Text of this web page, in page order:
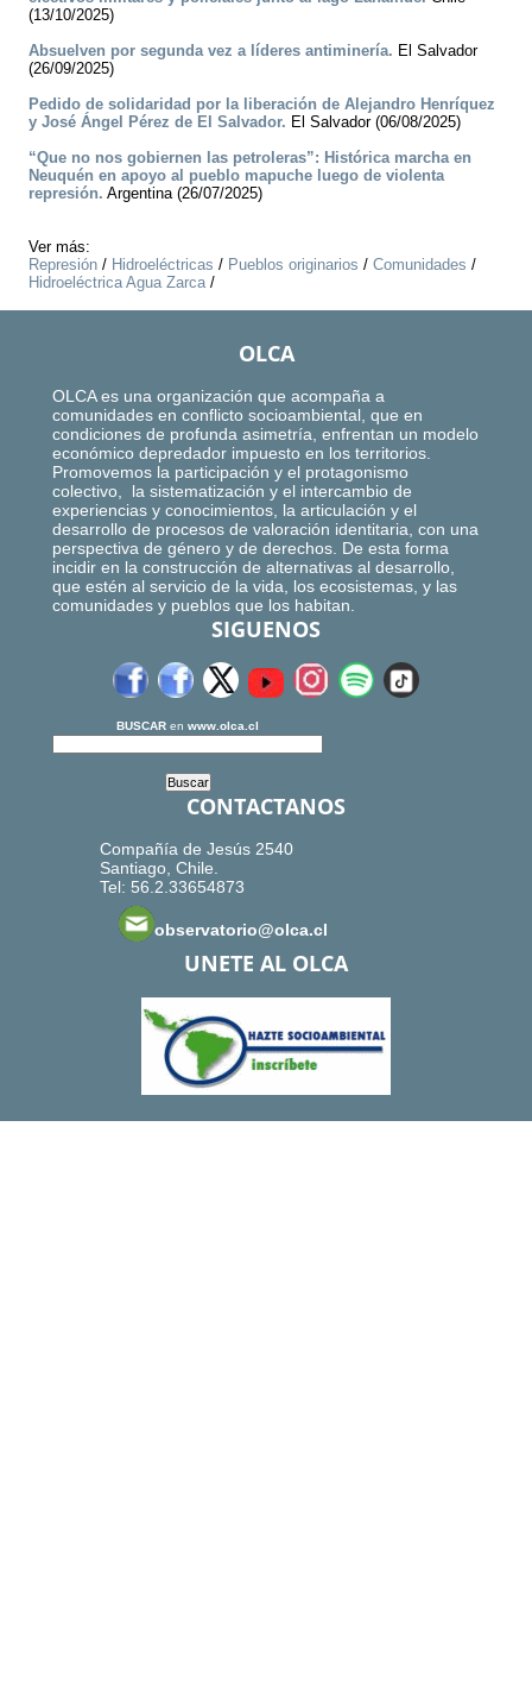
(13/10/2025)
Absuelven por segunda vez a líderes antiminería. El Salvador
(26/09/2025)
Pedido de solidaridad por la liberación de Alejandro Henríquez
y José Ángel Pérez de El Salvador. El Salvador (06/08/2025)
“Que no nos gobiernen las petroleras”: Histórica marcha en
Neuquén en apoyo al pueblo mapuche luego de violenta
represión. Argentina (26/07/2025)
Ver más:
Represión / Hidroeléctricas / Pueblos originarios / Comunidades /
Hidroeléctrica Agua Zarca/
OLCA
OLCA es una organización que acompaña a
comunidades en conflicto socioambiental, que en
condiciones de profunda asimetría, enfrentan un modelo
económico depredador impuesto en los territorios.
Promovemos la participación y el protagonismo
colectivo, la sistematización y el intercambio de
experiencias y conocimientos, la articulación y el
desarrollo de procesos de valoración identitaria, con una
perspectiva de género y de derechos. De esta forma
incidir en la construcción de alternativas al desarrollo,
que estén al servicio de la vida, los ecosistemas, y las
comunidades y pueblos que los habitan.
SIGUENOS
BUSCAR en www.olca.cl
CONTACTANOS
Compañía de Jesús 2540
Santiago, Chile.
Tel: 56.2.33654873
observatorio@olca.cl
UNETE AL OLCA